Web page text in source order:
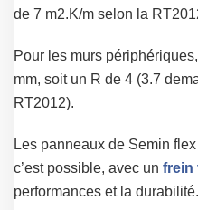
de 7 m2.K/m selon la
Pour les murs
mm, soit un R de 4 (3.7
RT2012).
Les panneaux de Semin
c’est possible, avec un frein
performances et la durabilité.